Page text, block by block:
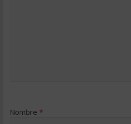
Nombre *